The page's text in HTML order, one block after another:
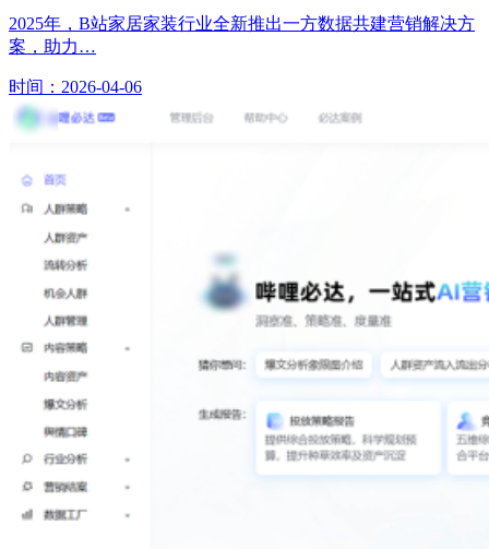
2025年，B站家居家装行业全新推出一方数据共建营销解决方
案，助力…
时间：2026-04-06